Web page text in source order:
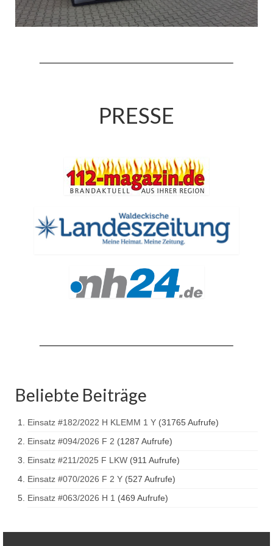
Jahreskonzert 2019
Oktoberfestkonzert 2022
Tagesfahrt 2017
Stützpunkt
Einsatzfahrzeuge
Einsatzleitwagen ELW 1
Hilfeleistungslöschgruppenfahrzeug HLF
Drehleiter DLK 23/12
Staffellöschfahrzeug StLF 20/25
Rüstwagen RW 1
Gerätewagen Logistik GW-L 2
Tanklöschfahrzeug TLF 16/24 Tr
Gerätewagen Gefahrgut GW-G
GDekonP-LKW
Kleinalarmfahrzeug KLAF
PRESSE
Beliebte Beiträge
Einsatz #182/2022 H KLEMM 1 Y (31765 Aufrufe)
Einsatz #094/2026 F 2 (1287 Aufrufe)
Einsatz #211/2025 F LKW (911 Aufrufe)
Einsatz #070/2026 F 2 Y (527 Aufrufe)
Einsatz #063/2026 H 1 (469 Aufrufe)